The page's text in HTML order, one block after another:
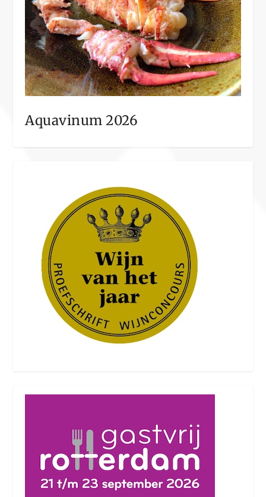
Aquavinum 2026